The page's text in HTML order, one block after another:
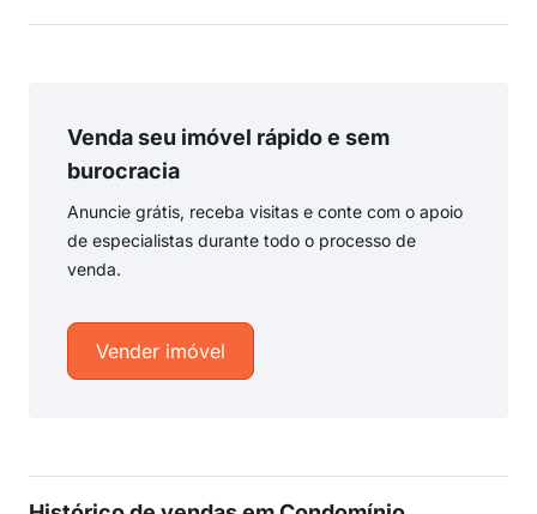
Venda seu imóvel rápido e sem
burocracia
Anuncie grátis, receba visitas e conte com o apoio
de especialistas durante todo o processo de
venda.
Vender imóvel